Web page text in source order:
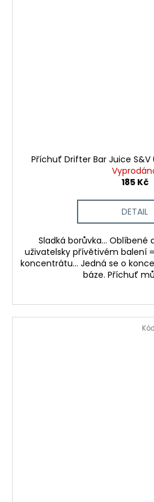
Příchuť Drifter Bar Juice
185 Kč
DETAIL
Sladká borůvka...
uživatelsky přívětivém balení
koncentrátu... Jedná se o
báze. Příchuť